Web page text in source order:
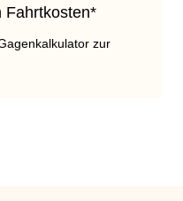
Fahrtkosten*
zur